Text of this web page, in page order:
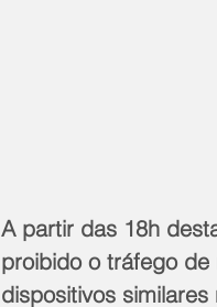
A partir das 18h
proibido o tráfego de
dispositivos